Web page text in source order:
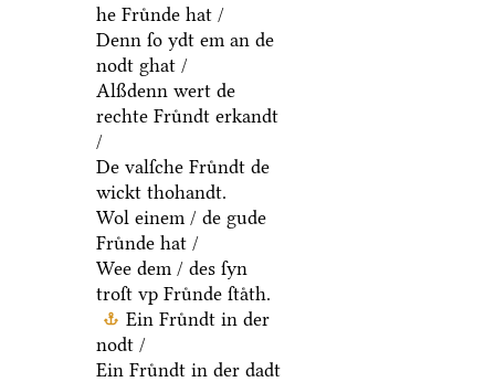
he Fruͤnde hat /
Denn ſo ydt em an de
nodt ghat /
Alßdenn wert de
rechte Fruͤndt erkandt
/
De valſche Fruͤndt de
wickt thohandt.
Wol einem / de gude
Fruͤnde hat /
Wee dem / des ſyn
troſt vp Fruͤnde ſtaͤth.
Ein Fruͤndt in der
nodt /
Ein Fruͤndt in der dadt